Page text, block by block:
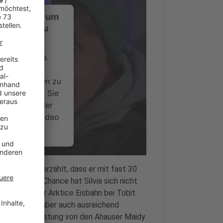
um
zu
eines
kann Daten zu
Bitte lesen Sie
Sie der
dieses Video
Management
erzählt, dass er mit fast 30
?⛸️ Die Chance hat Silvia sich nicht
der Ahauser Arktice Eisbahn bei Tobit
dem Eis aber auch ausreichend
von den Ahauser Maidy